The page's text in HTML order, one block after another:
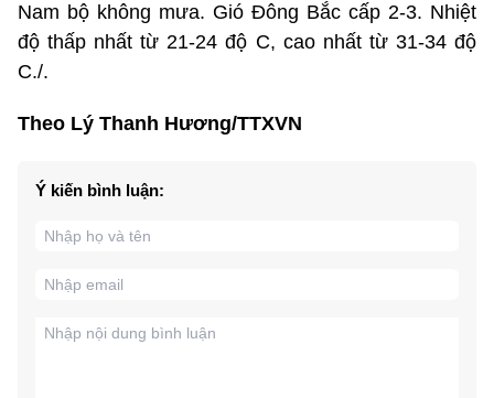
Nam bộ không mưa. Gió Đông Bắc cấp 2-3. Nhiệt
độ thấp nhất từ 21-24 độ C, cao nhất từ 31-34 độ
C./.
Theo Lý Thanh Hương/TTXVN
Ý kiến bình luận: